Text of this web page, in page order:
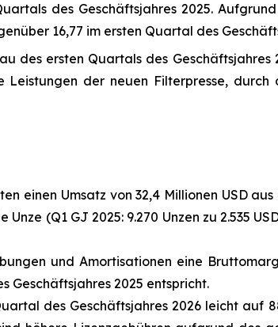
des Geschäftsjahres 2025.
16,77 im ersten Quartal des
des ersten Quartals des Geschäftsjahres
der neuen Filterpresse,
einen Umsatz von 32,4 Millionen USD
(Q1 GJ 2025: 9.270 Unzen zu 2.535
und Amortisationen eine
Geschäftsjahres 2025 entspricht.
des Geschäftsjahres 2026 leicht auf